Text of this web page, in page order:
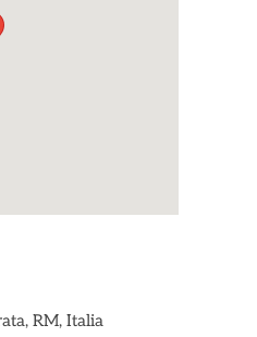
RM, Italia